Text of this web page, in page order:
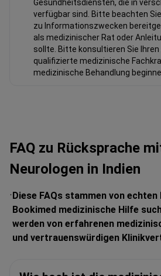
Gesundheitsdiensten, die in
verfügbar sind. Bitte beachten
zu Informationszwecken
als medizinischer Rat oder
sollte. Bitte konsultieren Sie
qualifizierte medizinische
medizinische Behandlung
FAQ zu Rücksprache
Neurologen in Indien
Diese FAQs stammen von
Bookimed medizinische Hilfe
werden von erfahrenen
und vertrauenswürdigen